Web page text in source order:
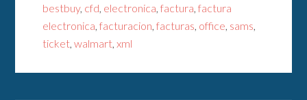
bestbuy, cfd electronica ,factura ,factura
electronica ,facturacion ,facturas office sams
ticket ,walmart ,xml